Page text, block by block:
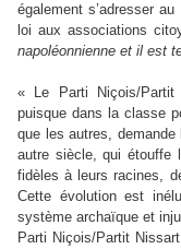
également s’adresser
loi aux associations
napoléonnienne et il est
« Le Parti Niçois/
puisque dans la classe
que les autres, demande
autre siècle, qui étouffe
fidèles à leurs racines,
Cette évolution est
système archaïque et
Parti Niçois/Partit